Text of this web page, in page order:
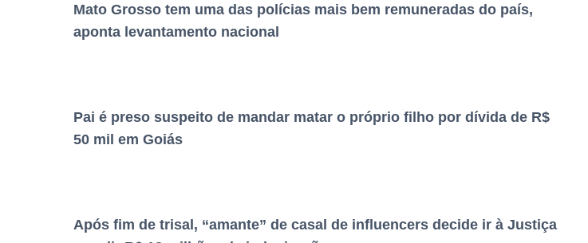
Mato Grosso tem uma das polícias mais bem remuneradas do país,
aponta levantamento nacional
Pai é preso suspeito de mandar matar o próprio filho por dívida de R$
50 mil em Goiás
Após fim de trisal, “amante” de casal de influencers decide ir à Justiça